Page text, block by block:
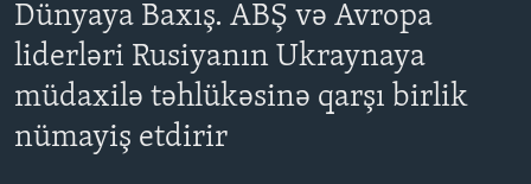
to
main
Navigation
Skip
to
DÜNYAYA BAXIŞ
FAKTLAR NƏ DEYIR?
DÜNYA
UKRAYNA BÖHRANI
ABŞ
VIDEOLAR
Dünyaya Baxış. ABŞ və Avropa
liderləri Rusiyanın Ukraynaya
müdaxilə təhlükəsinə qarşı birlik
nümayiş etdirir